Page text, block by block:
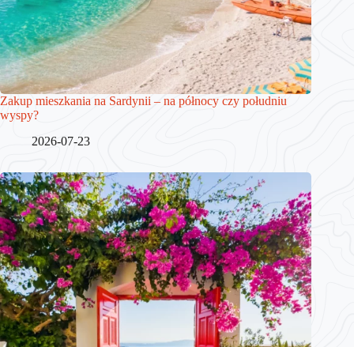
Zakup mieszkania na Sardynii – na północy czy południu
wyspy?
2026-07-23